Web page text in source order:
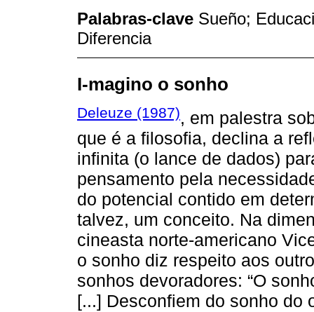
Palabras-clave Sueño;
Diferencia
I-magino o sonho
Deleuze (1987), em palestra
que é a filosofia, declina a
infinita (o lance de dados)
pensamento pela
do potencial contido em
talvez, um conceito. Na
cineasta norte-americano
o sonho diz respeito aos
sonhos devoradores: “O
[...] Desconfiem do sonho do